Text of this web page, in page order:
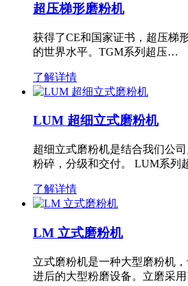
超压梯形磨粉机
获得了CE和国家证书，超压梯
的世界水平。TGM系列超压…
了解详情
LUM 超细立式磨粉机
超细立式磨粉机是结合我们公
粉碎，分级和交付。 LUM系列
了解详情
LM 立式磨粉机
立式磨粉机是一种大型磨粉机
进后的大型粉磨设备。立磨采